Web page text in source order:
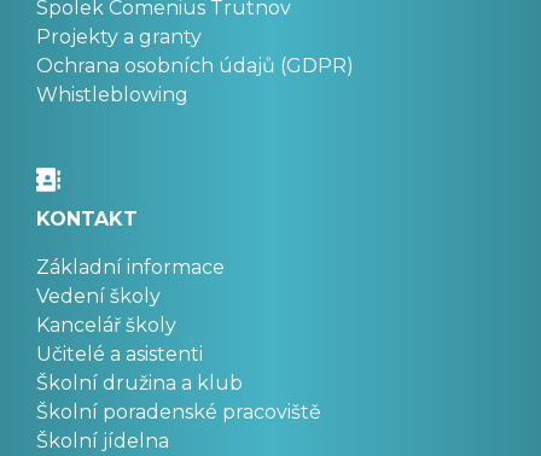
Spolek Comenius Trutnov
Projekty a granty
Ochrana osobních údajů (GDPR)
Whistleblowing
KONTAKT
Základní informace
Vedení školy
Kancelář školy
Učitelé a asistenti
Školní družina a klub
Školní poradenské pracoviště
Školní jídelna